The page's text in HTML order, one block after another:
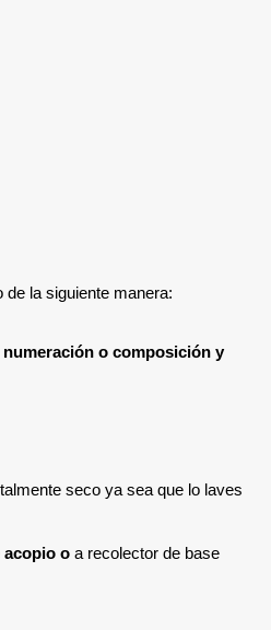
la siguiente manera:
numeración o composición y
seco ya sea que lo laves
acopio o a recolector de base